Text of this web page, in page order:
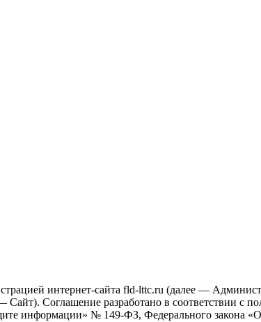
интернет-сайта fld-lttc.ru (далее —
Соглашение разработано в соответствии с
информации» № 149-ФЗ, Федерального закона